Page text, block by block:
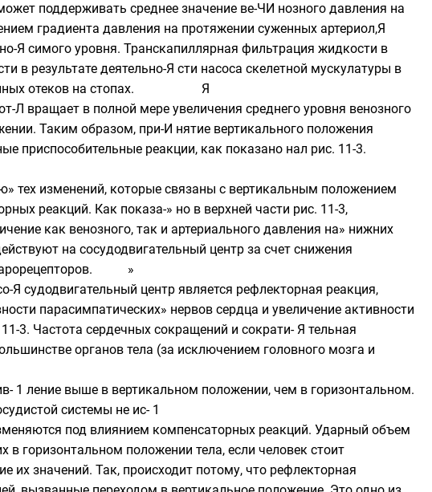
поддерживать среднее значение ве-ЧИ нозного давления на
градиента давления на протяжении суженных артериол,Я
Я симого уровня. Транскапиллярная фильтрация жидкости в
в результате деятельно-Я сти насоса скелетной мускулатуры в
отеков на стопах. Я
Л вращает в полной мере увеличения среднего уровня венозного
Таким образом, при-И нятие вертикального положения
приспособительные реакции, как показано нал рис. 11-3.
тех изменений, которые связаны с вертикальным положением
реакций. Как показа-» но в верхней части рис. 11-3,
как венозного, так и артериального давления на» нижних
на сосудодвигательный центр за счет снижения
барорецепторов. »
судодвигательный центр является рефлекторная реакция,
парасимпатических» нервов сердца и увеличение активности
3. Частота сердечных сокращений и сократи- Я тельная
органов тела (за исключением головного мозга и
1 ление выше в вертикальном положении, чем в горизонтальном.
системы не ис- 1
под влиянием компенсаторных реакций. Ударный объем
горизонтальном положении тела, если человек стоит
их значений. Так, происходит потому, что рефлекторная